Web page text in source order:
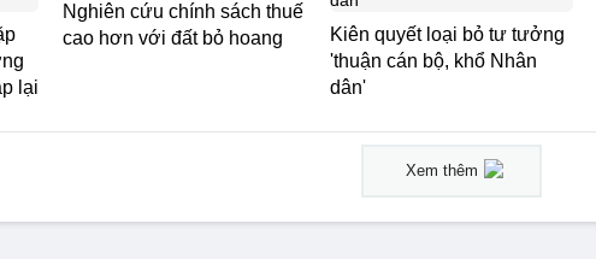
lại
Nghiên cứu chính sách thuế
cao hơn với đất bỏ hoang
Kiên quyết loại bỏ tư tưởng
'thuận cán bộ, khổ Nhân
dân'
Xem thêm